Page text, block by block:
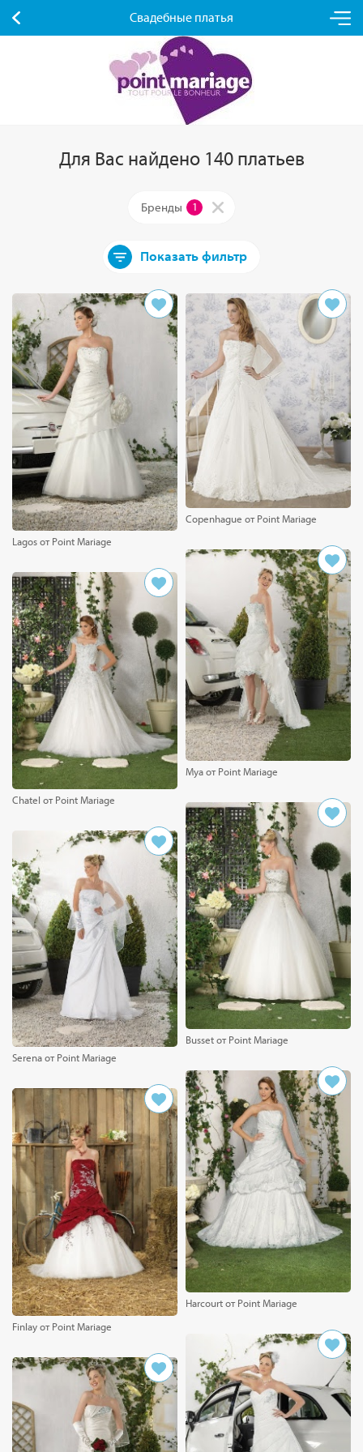
Свадебные платья
Для Вас найдено 140 платьев
Бренды 1
Показать фильтр
Lagos от Point Mariage
Copenhague от Point Mariage
Chatel от Point Mariage
Mya от Point Mariage
Serena от Point Mariage
Busset от Point Mariage
Finlay от Point Mariage
Harcourt от Point Mariage